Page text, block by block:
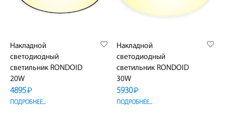
Накладной
светодиодный
светильник RONDOID
20W
4895₽
ПОДРОБНЕЕ...
Накладной
светодиодный
светильник RONDOID
30W
5930₽
ПОДРОБНЕЕ...